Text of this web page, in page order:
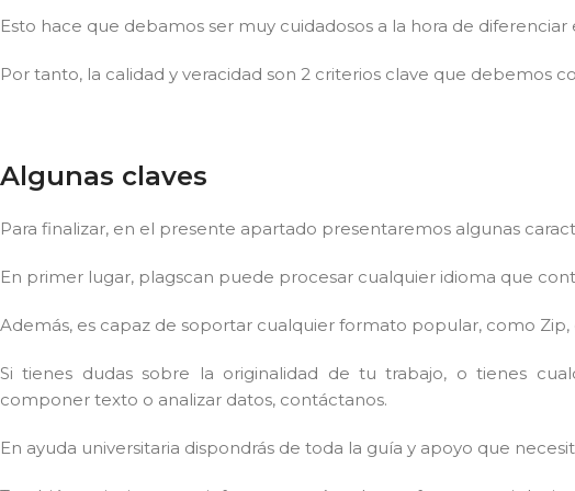
Esto hace que debamos ser muy cuidadosos a la hora de
Por tanto, la calidad y veracidad son 2 criterios clave que debemos
Algunas claves
Para finalizar, en el presente apartado presentaremos algunas
En primer lugar, plagscan puede procesar cualquier idioma que
Además, es capaz de soportar cualquier formato popular, como
Si tienes dudas sobre la originalidad de tu trabajo, o tienes
componer texto o analizar datos, contáctanos.
En ayuda universitaria dispondrás de toda la guía y apoyo que